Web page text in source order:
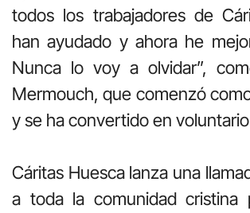
todos los trabajadores de
han ayudado y ahora he
Nunca lo voy a olvidar”,
Mermouch, que comenzó
y se ha convertido en
Cáritas Huesca lanza una
a toda la comunidad cristina